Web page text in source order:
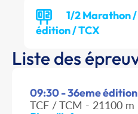
1/2 Marathon
édition / TCX
Liste des
09:30 - 36eme
TCF / TCM - 21100 m